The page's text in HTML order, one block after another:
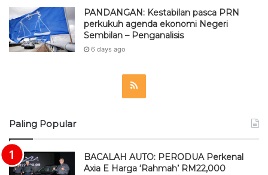
PANDANGAN: Kestabilan pasca PRN
perkukuh agenda ekonomi Negeri
Sembilan – Penganalisis
6 days ago
Paling Popular
BACALAH AUTO: PERODUA Perkenal
Axia E Harga ‘Rahmah’ RM22,000